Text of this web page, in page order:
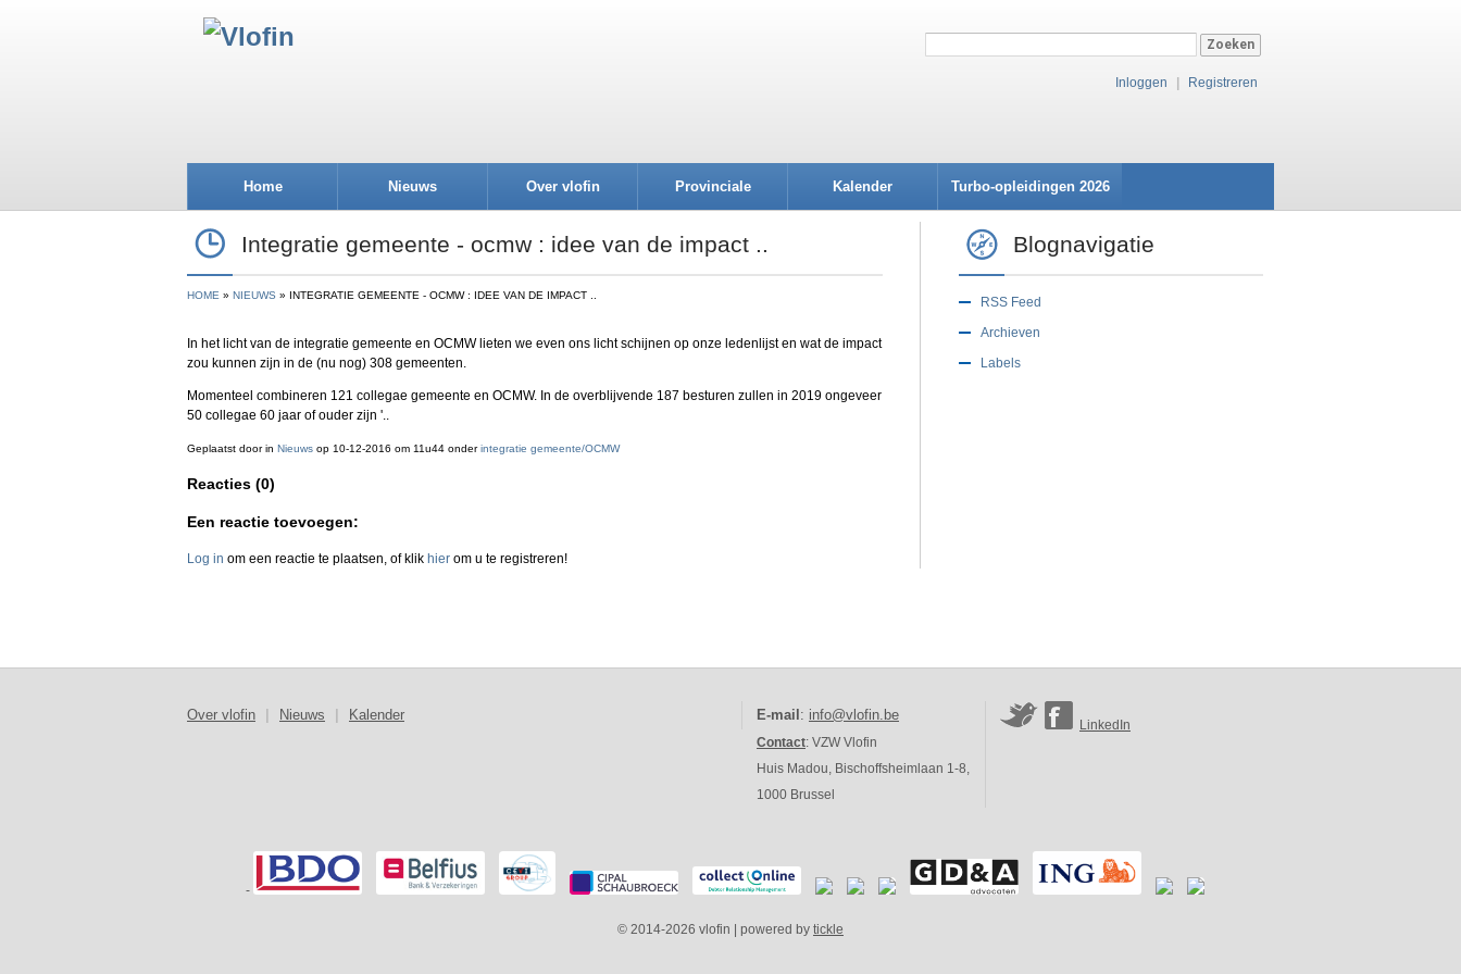
Inloggen Registreren
Home Nieuws Over vlofin Provinciale
afdelingen
Kalender Turbo-opleidingen 2026
Integratie gemeente - ocmw : idee van de impact ..
HOME NIEUWS INTEGRATIE GEMEENTE - OCMW : IDEE VAN DE IMPACT ..
In het licht van de integratie gemeente en OCMW lieten we even ons licht schijnen op onze ledenlijst en wat de impact
zou kunnen zijn in de (nu nog) 308 gemeenten.
Momenteel combineren 121 collegae gemeente en OCMW. In de overblijvende 187 besturen zullen in 2019 ongeveer
50 collegae 60 jaar of ouder zijn '..
Geplaatst doorin Nieuws op 10-12-2016 om 11u44 onderintegratie gemeente/OCMW
Reacties (0)
Een reactie toevoegen:
Log in om een reactie te plaatsen, of klik hier om u te registreren!
Blognavigatie
RSS Feed
Archieven
Labels
Over vlofin Nieuws Kalender E-mail : info@vlofin.be
Contact: VZW Vlofin
Huis Madou, Bischoffsheimlaan 1-8,
1000 Brussel
LinkedIn
-
© 2014-2026 vlofin | powered by tickle